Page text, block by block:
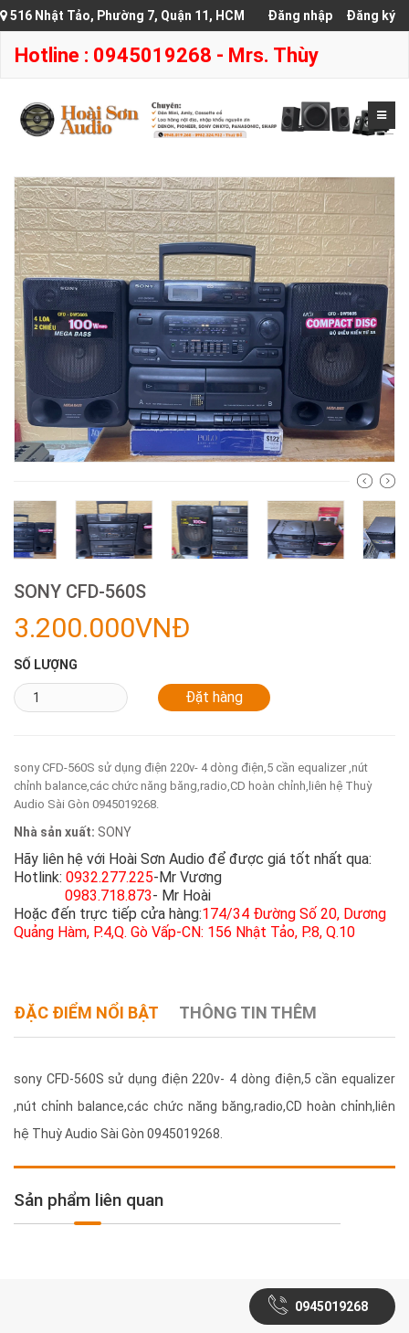
516 Nhật Tảo, Phường 7, Quận 11, HCM Đăng nhập Đăng ký
Hotline : 0945019268 - Mrs. Thùy
SONY CFD-560S
3.200.000VNĐ
SỐ LƯỢNG
sony CFD-560S sử dụng điện 220v- 4 dòng điện,5 cần equalizer ,nút
chỉnh balance,các chức năng băng,radio,CD hoàn chỉnh,liên hệ Thuỳ
Audio Sài Gòn 0945019268.
Nhà sản xuất: SONY
Hãy liên hệ với Hoài Sơn Audio để được giá tốt nhất qua:
Hotlink: 0932.277.225-Mr Vương
0983.718.873- Mr Hoài
Hoặc đến trực tiếp cửa hàng:174/34 Đường Số 20, Dương
Quảng Hàm, P.4,Q. Gò Vấp-CN: 156 Nhật Tảo, P.8, Q.10
ĐẶC ĐIỂM NỔI BẬT THÔNG TIN THÊM
sony CFD-560S sử dụng điện 220v- 4 dòng điện,5 cần equalizer
,nút chỉnh balance,các chức năng băng,radio,CD hoàn chỉnh,liên
hệ Thuỳ Audio Sài Gòn 0945019268.
Sản phẩm liên quan
0945019268